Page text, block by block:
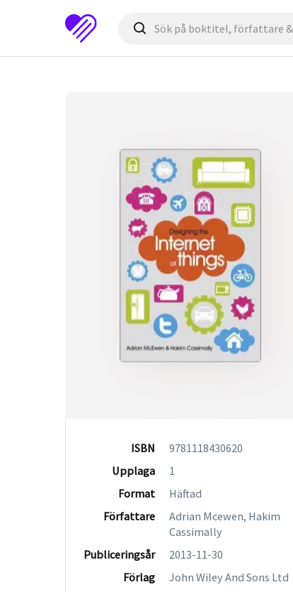
ISBN
9781118430620
Upplaga
1
Format
Häftad
Författare
Adrian Mcewen, Hakim
Cassimally
Publiceringsår
2013-11-30
Förlag
John Wiley And Sons Ltd